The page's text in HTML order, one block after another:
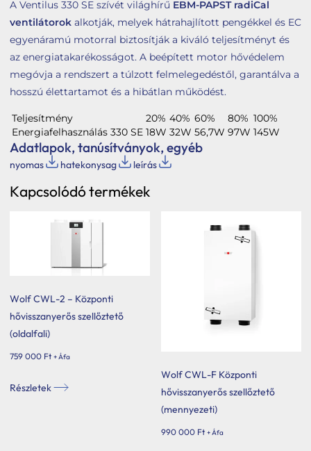
A Ventilus 330 SE szívét világhírű EBM-PAPST radiCal
ventilátorok alkotják, melyek hátrahajlított pengékkel és EC
egyenáramú motorral biztosítják a kiváló teljesítményt és
az energiatakarékosságot. A beépített motor hővédelem
megóvja a rendszert a túlzott felmelegedéstől, garantálva a
hosszú élettartamot és a hibátlan működést.
Teljesítmény 20% 40% 60% 80% 100%
Energiafelhasználás 330 SE 18W 32W 56,7W 97W 145W
Adatlapok, tanúsítványok, egyéb
nyomas hatekonysag leírás
Kapcsolódó termékek
Wolf CWL-2 – Központi
hővisszanyerős szellőztető
(oldalfali)
759 000 Ft + Áfa
Részletek
Wolf CWL-F Központi
hővisszanyerős szellőztető
(mennyezeti)
990 000 Ft + Áfa